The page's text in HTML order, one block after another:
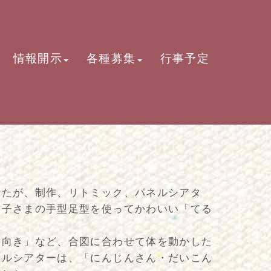
情報開示 各種募集 行事予定
が、制作、リトミック、パネルシアタ
さまの手型足型を使ってかわいい「てる
き」など、合図に合わせて体を動かした
シアターは、「にんじんさん・だいこん